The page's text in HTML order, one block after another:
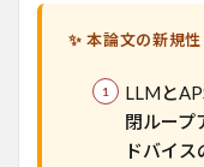
3
✨ 本論文の新規性
LLMと
閉ループ
ドバイ